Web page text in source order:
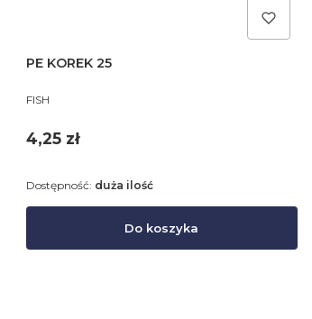
PE KOREK 25
PRODUCENT
FISH
Cena
4,25 zł
Do koszyka
Dostępność: duża ilość